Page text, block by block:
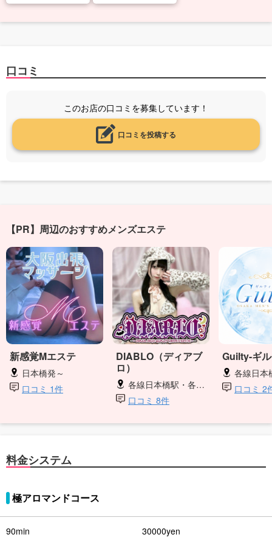
口コミ
このお店の口コミを募集しています！
口コミを投稿する
【PR】周辺のおすすめメンズエステ
新感覚Mエステ
日本橋発～
口コミ 1件
DIABLO（ディアブ
ロ）
各線日本橋駅・各線谷町9丁目駅
口コミ 8件
Guilty-ギ
各線日本橋駅7番出口
口コミ 2
料金システム
極アロマンドコース
90min 30000yen